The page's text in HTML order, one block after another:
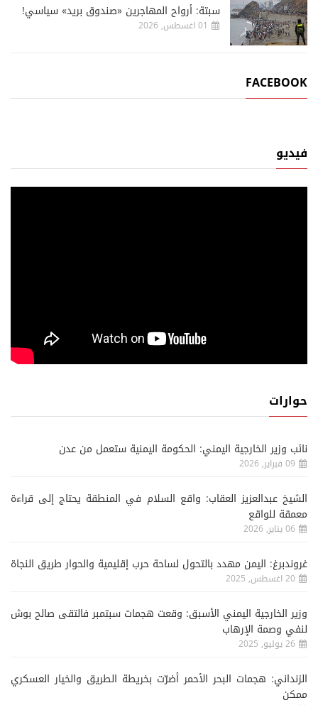
سبتة: أرواح المهاجرين «صندوق بريد» سياسي!
01 اغسطس, 2026
FACEBOOK
فيديو
حوارات
نائب وزير الخارجية اليمني: الحكومة اليمنية ستعمل من عدن
09 فبراير, 2026
الشيخ عبدالعزيز العقاب: واقع السلام في المنطقة يحتاج إلى قراءة
معمقة للواقع
06 يناير, 2026
غروندبرغ: اليمن مهدد بالتحول لساحة حرب إقليمية والحوار طريق النجاة
20 اغسطس, 2025
وزير الخارجية اليمني الأسبق: وقعت هجمات سبتمبر فالتقى صالح بوش
لنفي وصمة الإرهاب
26 يوليو, 2025
الزنداني: هجمات البحر الأحمر أضرّت بخريطة الطريق والخيار العسكري
ممكن